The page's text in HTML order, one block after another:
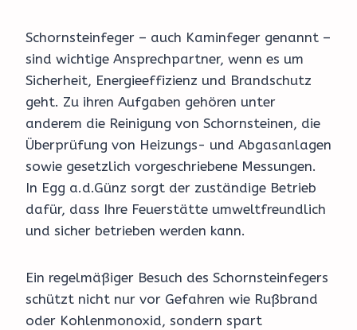
Schornsteinfeger – auch Kaminfeger genannt –
sind wichtige Ansprechpartner, wenn es um
Sicherheit, Energieeffizienz und Brandschutz
geht. Zu ihren Aufgaben gehören unter
anderem die Reinigung von Schornsteinen, die
Überprüfung von Heizungs- und Abgasanlagen
sowie gesetzlich vorgeschriebene Messungen.
In Egg a.d.Günz sorgt der zuständige Betrieb
dafür, dass Ihre Feuerstätte umweltfreundlich
und sicher betrieben werden kann.
Ein regelmäßiger Besuch des Schornsteinfegers
schützt nicht nur vor Gefahren wie Rußbrand
oder Kohlenmonoxid, sondern spart